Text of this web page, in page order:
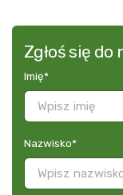
Zgłoś się do
Imię*
Nazwisko*